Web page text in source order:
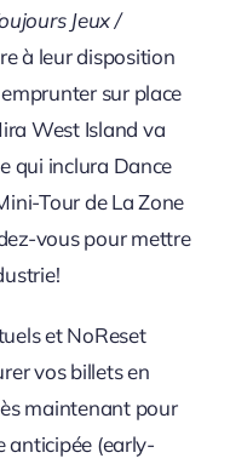
Jeux /
à leur disposition
sur place
West Island va
qui inclura Dance
Tour de La Zone
vous pour mettre
et NoReset
vos billets en
maintenant pour
anticipée (early-